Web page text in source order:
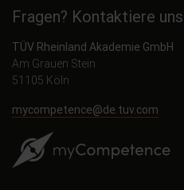
Fragen? Kontaktiere uns
TÜV Rheinland Akademie GmbH
Am Grauen Stein
51105 Köln
mycompetence@de.tuv.com